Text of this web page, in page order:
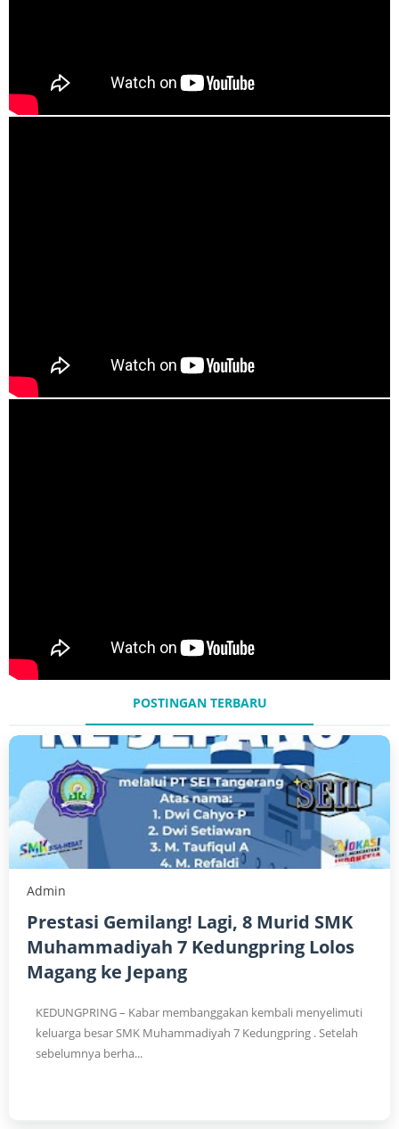
POSTINGAN TERBARU
Admin
Prestasi Gemilang! Lagi, 8 Murid SMK
Muhammadiyah 7 Kedungpring Lolos
Magang ke Jepang
KEDUNGPRING – Kabar membanggakan kembali menyelimuti
keluarga besar SMK Muhammadiyah 7 Kedungpring . Setelah
sebelumnya berha...